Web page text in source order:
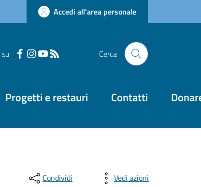
Accedi all'area personale
Cerca
Progetti e restauri Contatti
Condividi Vedi azioni